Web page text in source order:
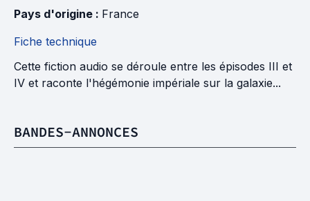
Pays d'origine : France
Fiche technique
Cette fiction audio se déroule entre les épisodes III et
IV et raconte l'hégémonie impériale sur la galaxie...
BANDES-ANNONCES